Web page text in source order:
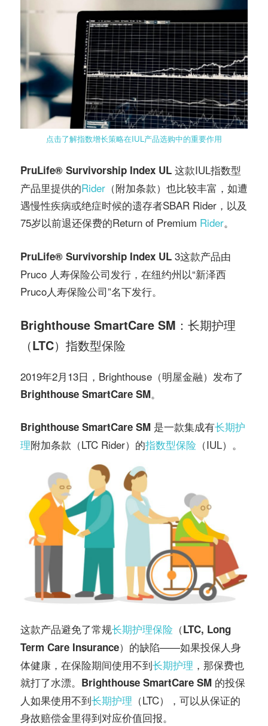
点击了解指数增长策略在IUL产品选购中的重要作用
PruLife® Survivorship Index UL 这款IUL指数型
产品里提供的Rider （附加条款）也比较丰富，如遭
遇慢性疾病或绝症时候的遗存者SBAR Rider，以及
75岁以前退还保费的Return of Premium Rider。
PruLife® Survivorship Index UL 3这款产品由
Pruco 人寿保险公司发行，在纽约州以“新泽西
Pruco人寿保险公司”名下发行。
Brighthouse SmartCare SM：长期护理
（LTC）指数型保险
2019年2月13日，Brighthouse（明屋金融）发布了
Brighthouse SmartCare SM。
Brighthouse SmartCare SM 是一款集成有长期护
理附加条款（LTC Rider）的指数型保险 （IUL）。
这款产品避免了常规长期护理保险 （LTC, Long
Term Care Insurance）的缺陷——如果投保人身
体健康，在保险期间使用不到长期护理 ，那保费也
就打了水漂。 Brighthouse SmartCare SM 的投保
人如果使用不到长期护理 （LTC），可以从保证的
身故赔偿金里得到对应价值回报。